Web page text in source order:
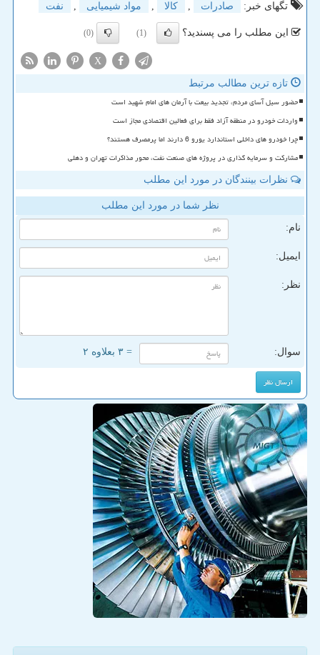
تگهای خبر:
صادرات , كالا , مواد شیمیایی , نفت
این مطلب را می پسندید؟ (1)
(0)
X
تازه ترین مطالب مرتبط
حضور سیل آسای مردم، تجدید بیعت با آرمان های امام شهید است
واردات خودرو در منطقه آزاد فقط برای فعالین اقتصادی مجاز است
چرا خودرو های داخلی استاندارد یورو 6 دارند اما پرمصرف هستند؟
مشارکت و سرمایه گذاری در پروژه های صنعت نفت، محور مذاکرات تهران و دهلی
نظرات بینندگان در مورد این مطلب
نظر شما در مورد این مطلب
نام:
ایمیل:
نظر:
سوال: = ۳ بعلاوه ۲